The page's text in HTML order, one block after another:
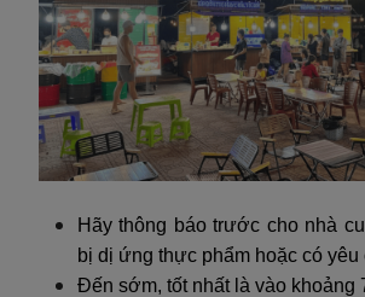
Hãy thông báo trước cho nhà
bị dị ứng thực phẩm hoặc có yêu
Đến sớm, tốt nhất là vào khoảng